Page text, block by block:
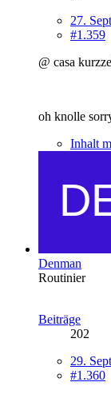
27.
#1.359
@ casa
oh knolle
Inhalt
Denman
Routinier
Beiträge
202
29.
#1.360